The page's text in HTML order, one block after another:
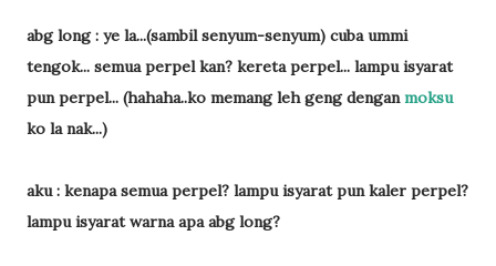
abg long : ye la...(sambil senyum-senyum) cuba ummi
tengok... semua perpel kan? kereta perpel... lampu isyarat
pun perpel... (hahaha..ko memang leh geng denganmoksu
ko la nak...)
aku : kenapa semua perpel? lampu isyarat pun kaler perpel?
lampu isyarat warna apa abg long?